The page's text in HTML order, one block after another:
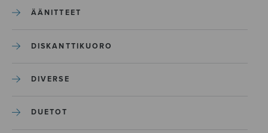
ÄÄNITTEET
DISKANTTIKUORO
DIVERSE
DUETOT